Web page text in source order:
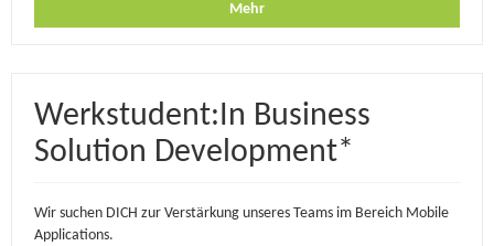
Mehr
Werkstudent:In Business
Solution Development*
Wir suchen DICH zur Verstärkung unseres Teams im Bereich Mobile
Applications.